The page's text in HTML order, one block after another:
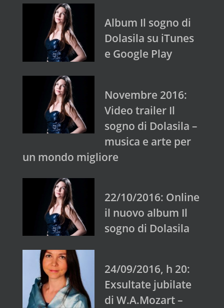
Album Il sogno di
Dolasila su iTunes
e Google Play
Novembre 2016:
Video trailer Il
sogno di Dolasila –
musica e arte per
un mondo migliore
22/10/2016: Online
il nuovo album Il
sogno di Dolasila
24/09/2016, h 20:
Exsultate jubilate
di W.A.Mozart –